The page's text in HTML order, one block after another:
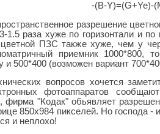
-(B-Y)=(G+Ye)-
разрешение
1.5 раза хуже по горизонтали и
цветной ПЗС также хуже, чем у
приемник 1000*800,
и 500*400 (возможен вариант
вопросов хочется
фотоаппаратов
фирма "Кодак" обьявляет
850х984 пикселей. Но господа -
и неплохо!